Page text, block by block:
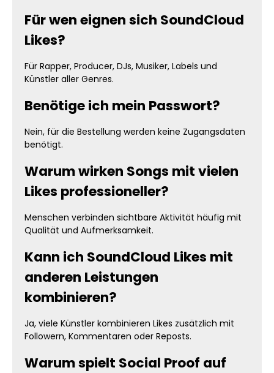
Für wen eignen sich SoundCloud
Likes?
Für Rapper, Producer, DJs, Musiker, Labels und
Künstler aller Genres.
Benötige ich mein Passwort?
Nein, für die Bestellung werden keine Zugangsdaten
benötigt.
Warum wirken Songs mit vielen
Likes professioneller?
Menschen verbinden sichtbare Aktivität häufig mit
Qualität und Aufmerksamkeit.
Kann ich SoundCloud Likes mit
anderen Leistungen
kombinieren?
Ja, viele Künstler kombinieren Likes zusätzlich mit
Followern, Kommentaren oder Reposts.
Warum spielt Social Proof auf